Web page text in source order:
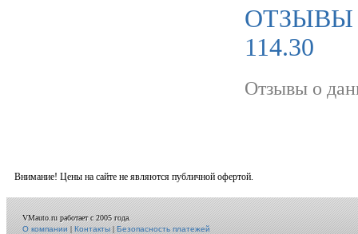
ОТЗЫВЫ
114.30
Отзывы о
Внимание! Цены на сайте не являются публичной офертой.
VMauto.ru работает с 2005 года.
О компании|Контакты|Безопасность платежей